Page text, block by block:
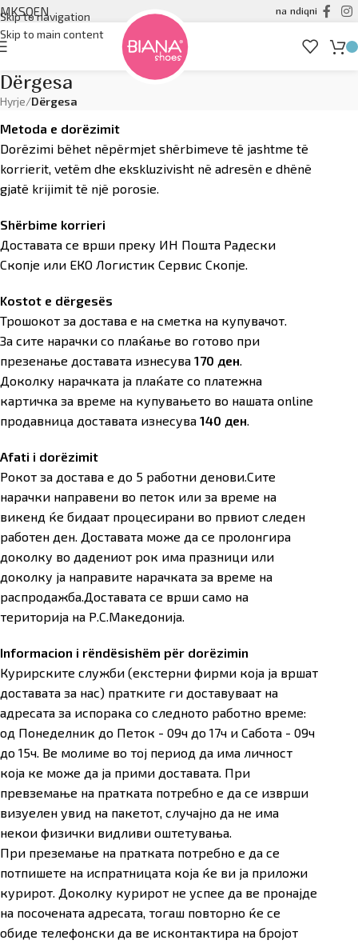
Skip to navigation
Skip to main content
MKSQEN na ndiqni
Dërgesa
Hyrje/Dërgesa
Metoda e dorëzimit
Dorëzimi bëhet nëpërmjet shërbimeve të jashtme të
korrierit, vetëm dhe ekskluzivisht në adresën e dhënë
gjatë krijimit të një porosie.
Shërbime korrieri
Доставата се врши преку ИН Пошта Радески
Скопје или ЕКО Логистик Сервис Скопје.
Kostot e dërgesës
Трошокот за достава е на сметка на купувачот.
За сите нарачки со плаќање во готово при
презенање доставата изнесува 170 ден.
Доколку нарачката ја плаќате со платежна
картичка за време на купувањето во нашата online
продавница доставата изнесува 140 ден.
Afati i dorëzimit
Рокот за достава е до 5 работни денови.Сите
нарачки направени во петок или за време на
викенд ќе бидаат процесирани во првиот следен
работен ден. Доставата може да се пролонгира
доколку во дадениот рок има празници или
доколку ја направите нарачката за време на
распродажба.Доставата се врши само на
територија на Р.С.Македонија.
Informacion i rëndësishëm për dorëzimin
Курирските служби (екстерни фирми која ја вршат
доставата за нас) пратките ги доставуваат на
адресата за испорака со следното работно време:
од Понеделник до Петок - 09ч до 17ч и Сабота - 09ч
до 15ч. Ве молиме во тој период да има личност
која ке може да ја прими доставата. При
превземање на пратката потребно е да се изврши
визуелен увид на пакетот, случајно да не има
некои физички видливи оштетувања.
При преземање на пратката потребно е да се
потпишете на испратницата која ќе ви ја приложи
курирот. Доколку курирот не успее да ве пронајде
на посочената адресата, тогаш повторно ќе се
обиде телефонски да ве исконтактира на бројот